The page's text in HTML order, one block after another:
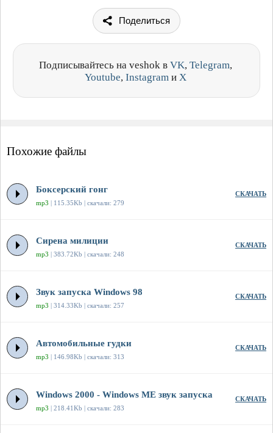
Поделиться
Подписывайтесь на veshok в VK, Telegram,
Youtube, Instagram и X
Похожие файлы
Боксерский гонг
mp3 | 115.35Kb | скачали: 279
СКАЧАТЬ
Сирена милиции
mp3 | 383.72Kb | скачали: 248
СКАЧАТЬ
Звук запуска Windows 98
mp3 | 314.33Kb | скачали: 257
СКАЧАТЬ
Автомобильные гудки
mp3 | 146.98Kb | скачали: 313
СКАЧАТЬ
Windows 2000 - Windows ME звук запуска
mp3 | 218.41Kb | скачали: 283
СКАЧАТЬ